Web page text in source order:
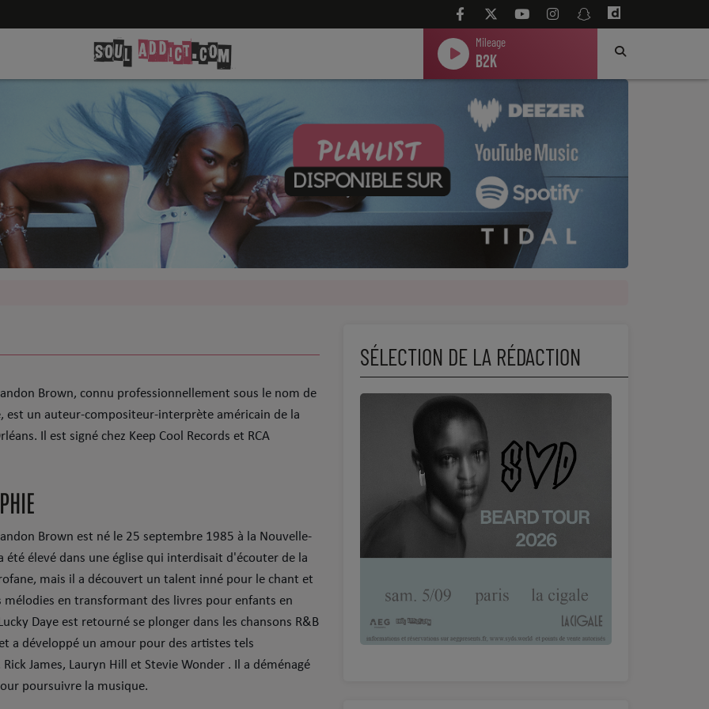
Mileage
B2K
Brown, connu professionnellement sous le nom de
est un auteur-compositeur-interprète américain de la
Il est signé chez Keep Cool Records et RCA
Brown est né le 25 septembre 1985 à la Nouvelle-
été élevé dans une église qui interdisait d'écouter de la
mais il a découvert un talent inné pour le chant et
mélodies en transformant des livres pour enfants en
Daye est retourné se plonger dans les chansons R&B
a développé un amour pour des artistes tels
Rick James, Lauryn Hill et Stevie Wonder . Il a déménagé
poursuivre la musique.
SÉLECTION DE LA RÉDACTION